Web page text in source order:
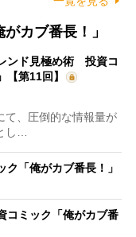
カブ番長！」
ンド見極め術 投資コ
【第11回】
、圧倒的な情報量が
し…
「俺がカブ番長！」
ミック「俺がカブ番